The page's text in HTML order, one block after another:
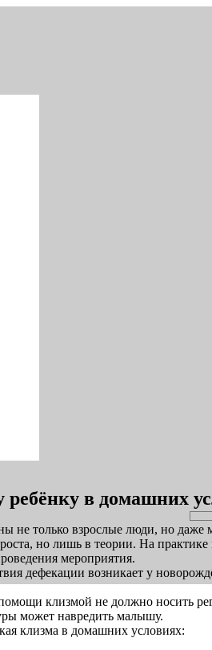
ребёнку в домашних
не только взрослые люди, но даже
но лишь в теории. На
мероприятия.
дефекации возникает у
клизмой не должно носить
может навредить малышу.
клизма в домашних условиях: